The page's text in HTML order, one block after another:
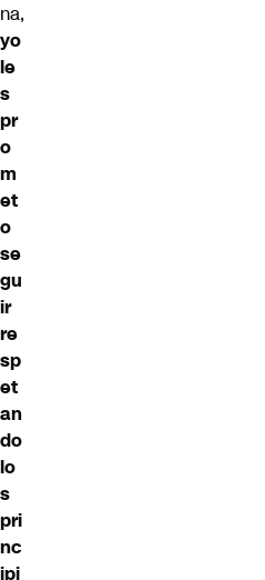
na,
yo
le
s
pr
o
m
et
o
se
gu
ir
re
sp
et
an
do
lo
s
pri
nc
ipi